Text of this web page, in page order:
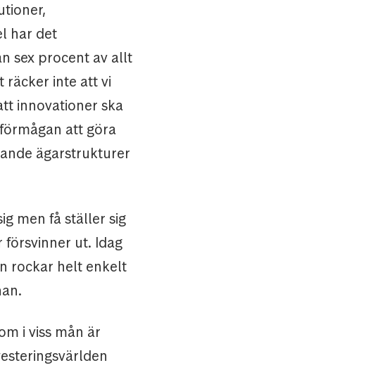
har det
sex procent av allt
inte att vi
innovationer ska
att göra
ägarstrukturer
men få ställer sig
ut. Idag
rockar helt enkelt
i viss mån är